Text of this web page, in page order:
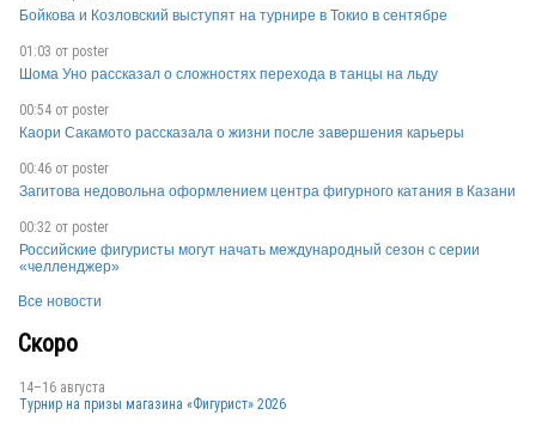
RUS
RUS
RUS
RUS
Бойкова и Козловский выступят на турнире в Токио в сентябре
01:03 от poster
Шома Уно рассказал о сложностях перехода в танцы на льду
00:54 от poster
Каори Сакамото рассказала о жизни после завершения карьеры
00:46 от poster
Загитова недовольна оформлением центра фигурного катания в Казани
00:32 от poster
Российские фигуристы могут начать международный сезон с серии
«челленджер»
Все новости
Скоро
14–16 августа
Турнир на призы магазина «Фигурист» 2026